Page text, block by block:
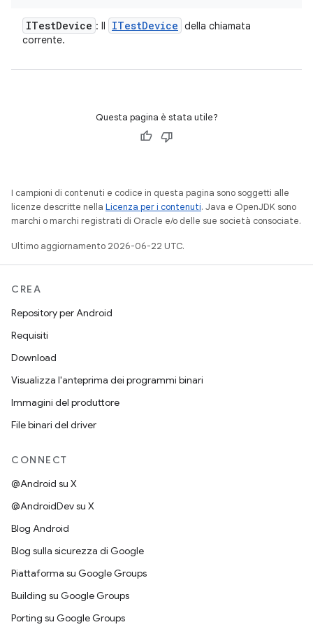
ITestDevice : Il ITestDevice della chiamata
corrente.
Questa pagina è stata utile?
I campioni di contenuti e codice in questa pagina sono soggetti alle
licenze descritte nella Licenza per i contenuti. Java e OpenJDK sono
marchi o marchi registrati di Oracle e/o delle sue società consociate.
Ultimo aggiornamento 2026-06-22 UTC.
CREA
Repository per Android
Requisiti
Download
Visualizza l'anteprima dei programmi binari
Immagini del produttore
File binari del driver
CONNECT
@Android su X
@AndroidDev su X
Blog Android
Blog sulla sicurezza di Google
Piattaforma su Google Groups
Building su Google Groups
Porting su Google Groups